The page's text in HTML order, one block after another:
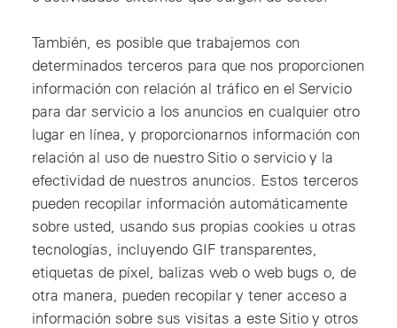
También, es posible que trabajemos con
determinados terceros para que nos proporcionen
información con relación al tráfico en el Servicio
para dar servicio a los anuncios en cualquier otro
lugar en línea, y proporcionarnos información con
relación al uso de nuestro Sitio o servicio y la
efectividad de nuestros anuncios. Estos terceros
pueden recopilar información automáticamente
sobre usted, usando sus propias cookies u otras
tecnologías, incluyendo GIF transparentes,
etiquetas de píxel, balizas web o web bugs o, de
otra manera, pueden recopilar y tener acceso a
información sobre sus visitas a este Sitio y otros